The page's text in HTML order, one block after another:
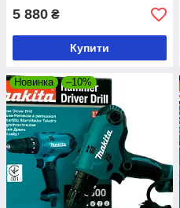
5 880 ₴
Купити
Новинка –10%